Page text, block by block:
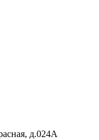
д.024А